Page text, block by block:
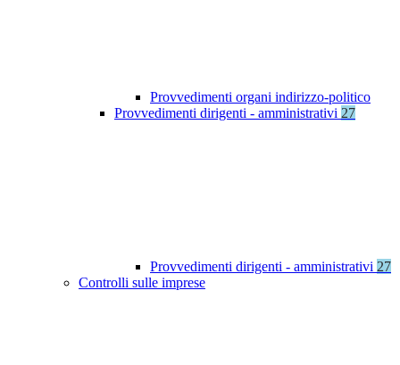
Provvedimenti organi indirizzo-politico
Provvedimenti dirigenti - amministrativi 27
Provvedimenti dirigenti - amministrativi 27
Controlli sulle imprese